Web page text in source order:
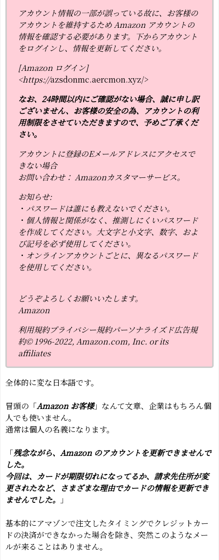
アカウント情報の一部が誤っている故に、お客様の
アカウントを維持するため Аmazon アカウントの
情報を確認する必要があります。下からアカウント
をログインし、情報を更新してください。
[Amazon ログイン]
<https://azsdonmc.aercmon.xyz/>
なお、24時間以内にご確認がない場合、誠に申し訳
ございません、お客様の安全の為、アカウントの利
用制限をさせていただきますので、予めご了承くだ
さい。
アカウントに登録のEメールアドレスにアクセスで
きない場合
お問い合わせ： Amazonカスタマーサービス。
お知らせ:
・ パスワードは誰にも教えないでください。
・ 個人情報と関係がなく、推測しにくいパスワード
を作成してください。大文字と小文字、数字、およ
び記号を必ず使用してください。
・ オンラインアカウントごとに、異なるパスワード
を使用してください。
どうぞよろしくお願いいたします。
Аmazon
利用規約プライバシー規約パーソナライズド広告規
約© 1996-2022, Amazon.com, Inc. or its
affiliates
全体的に変な日本語です。
冒頭の「Аmazon お客様」なんて文章、企業はもちろん個
人でも使いません。
通常は個人の名義になります。
「残念ながら、Аmazon のアカウントを更新できませんで
した。
今回は、カードが期限切れになってるか、請求先住所が変
更されたなど、さまざまな理由でカードの情報を更新でき
ませんでした。
」
基本的にアマゾンで注文したタイミングでクレジットカー
ドの決済ができなかった場合を除き、突然このようなメー
ルが来ることはありません。